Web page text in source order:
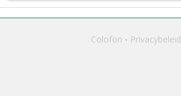
Colofon Privacybeleid